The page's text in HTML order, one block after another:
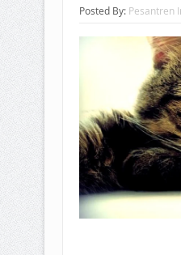
Posted By: Pesantren